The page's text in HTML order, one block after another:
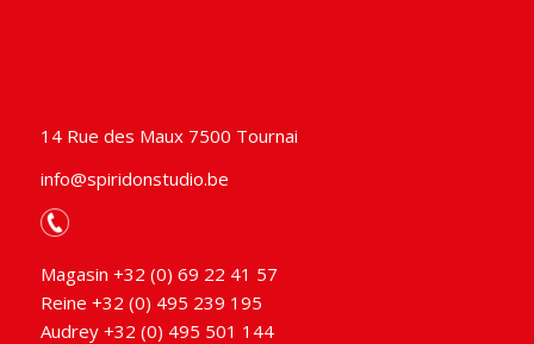
14 Rue des Maux 7500 Tournai
info@spiridonstudio.be
Magasin +32 (0) 69 22 41 57
Reine +32 (0) 495 239 195
Audrey +32 (0) 495 501 144